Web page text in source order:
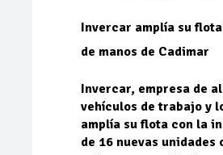
Invercar amplía su
de manos de Cadimar
Invercar, empresa de
vehículos de trabajo y
amplía su flota con la
de 16 nuevas unidades